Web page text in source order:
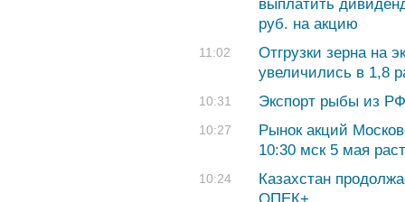
выплатить
руб. на акцию
11:02
Отгрузки зерна на
увеличились в 1,8
10:31 Экспорт рыбы из
10:27
Рынок акций
10:30 мск 5 мая
10:24
Казахстан